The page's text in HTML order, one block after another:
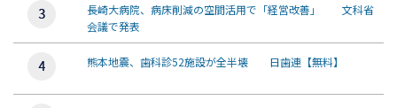
長崎大病院、病床削減の空間活用で「経営改善」 文科省
会議で発表
熊本地震、歯科診52施設が全半壊 日歯連【無料】